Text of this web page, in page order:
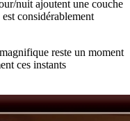
nuit ajoutent une couche
considérablement
reste un moment
ces instants